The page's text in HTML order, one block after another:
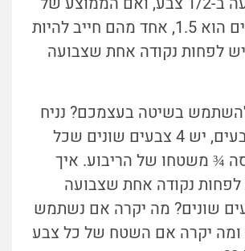
מספרים שלמים הוא 1.5, אחד מהם חייב להיות
לכן יש לפחות נקודה אחת שצבועה
בשיטה בעצמכם? נניח
כי במקום 2 צבעים, יש 4 צבעים שונים שכל
¾ משטחו של הריבוע. איך
נקודה אחת שצבועה
3 צבעים שונים? מה יקרה אם נשתמש
ומה יקרה אם השטח של כל צבע